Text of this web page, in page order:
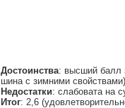
Достоинства: высший балл
шина с зимними
Недостатки: слабовата на
Итог: 2,6